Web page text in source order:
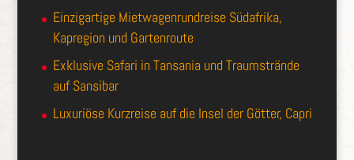
Einzigartige Mietwagenrundreise Südafrika,
Kapregion und Gartenroute
Exklusive Safari in Tansania und Traumstrände
auf Sansibar
Luxuriöse Kurzreise auf die Insel der Götter, Capri